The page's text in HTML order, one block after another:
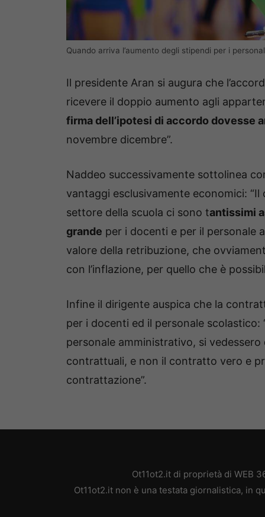
Quando arriva l’aumento degli stipendi per i
Il presidente Aran si augura che
ricevere il doppio aumento agli
firma dell’ipotesi di accordo dovesse
novembre dicembre”.
Naddeo successivamente sottolinea
vantaggi esclusivamente economici:
settore della scuola ci sono tantissimi
grande per i docenti e per il personale
valore della retribuzione, che
con l’inflazione, per quello che è
Infine il dirigente auspica che la
per i docenti ed il personale
personale amministrativo, si
contrattuali, e non il contratto vero e
contrattazione”.
Ot11ot2.it di proprietà di WEB
Ot11ot2.it non è una testata giornalistica, in